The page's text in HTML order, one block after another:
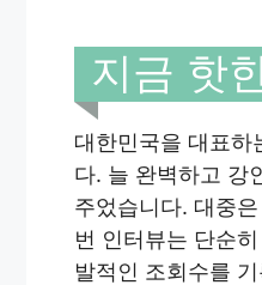
지금 핫
대한민국을 대표하
다. 늘 완벽하고 강
주었습니다. 대중
번 인터뷰는 단순
발적인 조회수를